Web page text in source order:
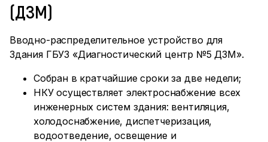
(ДЗМ)
Вводно-распределительное устройство для
Здания ГБУЗ «Диагностический центр №5 ДЗМ».
Собран в кратчайшие сроки за две недели;
НКУ осуществляет электроснабжение всех
инженерных систем здания: вентиляция,
холодоснабжение, диспетчеризация,
водоотведение, освещение и